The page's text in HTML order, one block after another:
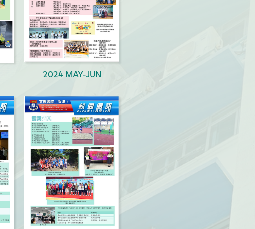
2024 MAY-JUN